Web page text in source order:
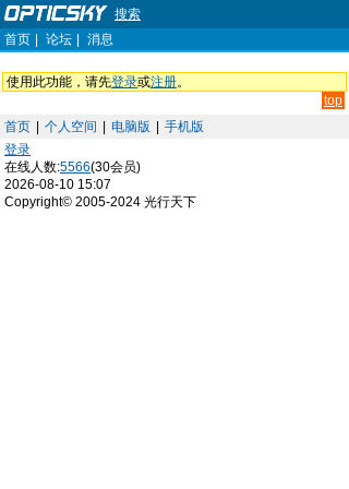
搜索
首页
论坛 消息
使用此功能，请先登录或注册。
top
首页
个人空间 电脑版
手机版
登录
在线人数:5566(30会员)
2026-08-10 15:07
Copyright© 2005-2024 光行天下